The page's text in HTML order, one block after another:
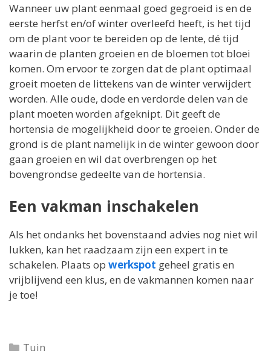
Wanneer uw plant eenmaal goed gegroeid is en de
eerste herfst en/of winter overleefd heeft, is het tijd
om de plant voor te bereiden op de lente, dé tijd
waarin de planten groeien en de bloemen tot bloei
komen. Om ervoor te zorgen dat de plant optimaal
groeit moeten de littekens van de winter verwijdert
worden. Alle oude, dode en verdorde delen van de
plant moeten worden afgeknipt. Dit geeft de
hortensia de mogelijkheid door te groeien. Onder de
grond is de plant namelijk in de winter gewoon door
gaan groeien en wil dat overbrengen op het
bovengrondse gedeelte van de hortensia.
Een vakman inschakelen
Als het ondanks het bovenstaand advies nog niet wil
lukken, kan het raadzaam zijn een expert in te
schakelen. Plaats op werkspot geheel gratis en
vrijblijvend een klus, en de vakmannen komen naar
je toe!
Categorieën
Tuin